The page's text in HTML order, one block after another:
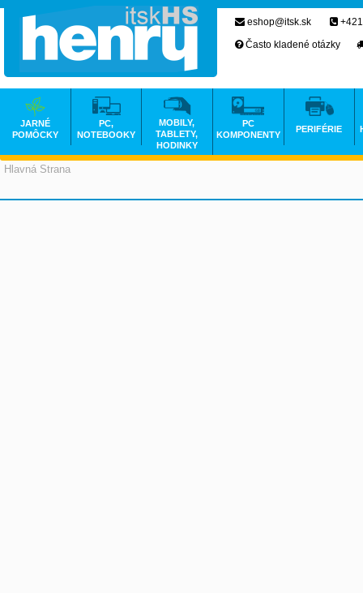
Hlavná Strana
eshop@itsk.sk
Často kladené otázky
JARNÉ
POMÔCKY
PC,
NOTEBOOKY
MOBILY,
TABLETY,
HODINKY
PC
KOMPONENTY
PERIFÉRIE